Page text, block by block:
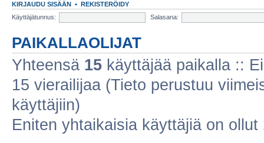
KIRJAUDU SISÄÄN • REKISTERÖIDY
Käyttäjätunnus:
Salasana:
PAIKALLAOLIJAT
Yhteensä 15 käyttäjää paikalla ::
15 vierailijaa (Tieto perustuu
käyttäjiin)
Eniten yhtaikaisia käyttäjiä on ollut